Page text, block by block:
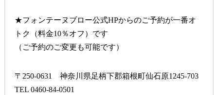
★フォンテーヌブロー公式HPからのご予約が一番オ
トク（料金10％オフ）です
（ご予約のご変更も可能です）
〒250-0631 神奈川県足柄下郡箱根町仙石原1245-703
TEL 0460-84-0501